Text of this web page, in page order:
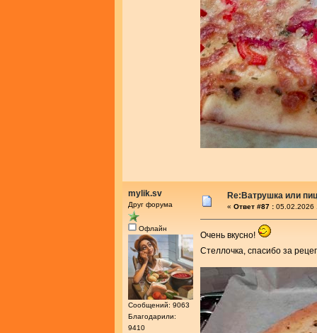
mylik.sv
Друг форума
Офлайн
Сообщений: 9063
Благодарили:
9410
Re:Ватрушка или
« Ответ #87 : 05.02.2026
Очень вкусно!
Стеллочка, спасибо за